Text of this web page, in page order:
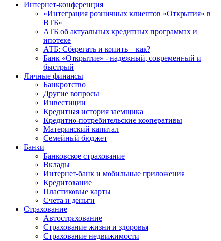
Интернет-конференция
«Интеграция розничных клиентов «Открытия» в
ВТБ»
АТБ об актуальных кредитных программах и
ипотеке
АТБ: Сберегать и копить – как?
Банк «Открытие» - надежный, современный и
быстрый
Личные финансы
Банкротство
Другие вопросы
Инвестиции
Кредитная история заемщика
Кредитно-потребительские кооперативы
Материнский капитал
Семейный бюджет
Банки
Банковское страхование
Вклады
Интернет-банк и мобильные приложения
Кредитование
Пластиковые карты
Счета и деньги
Страхование
Автострахование
Страхование жизни и здоровья
Страхование недвижимости